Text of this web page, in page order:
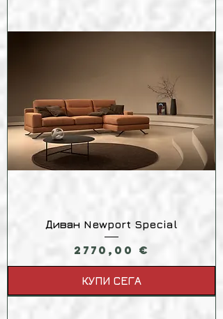
Диван Newport Special
Цена
2770,00 €
КУПИ СЕГА